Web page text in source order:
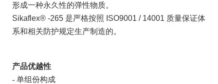
形成一种永久性的弹性物质。
Sikaflex® -265 是严格按照 ISO9001 / 14001 质量保证体
系和相关防护规定生产制造的。
产品优越性
- 单组份构成